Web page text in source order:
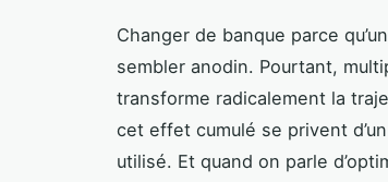
Changer de banque parce
sembler anodin. Pourtant,
transforme radicalement la
cet effet cumulé se privent
utilisé. Et quand on parle